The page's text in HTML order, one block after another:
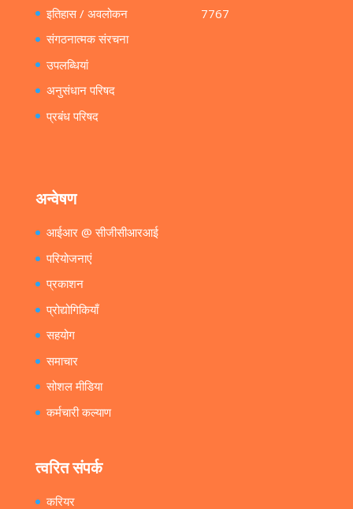
इतिहास / अवलोकन
संगठनात्मक संरचना
उपलब्धियां
अनुसंधान परिषद
प्रबंध परिषद
7767
अन्वेषण
आईआर @ सीजीसीआरआई
परियोजनाएं
प्रकाशन
प्रोद्योगिकियाँ
सहयोग
समाचार
सोशल मीडिया
कर्मचारी कल्याण
त्वरित संपर्क
करियर